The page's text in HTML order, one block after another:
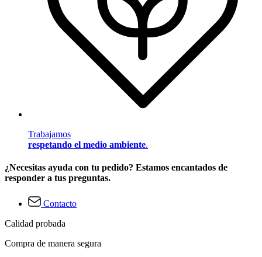
Trabajamos
respetando el medio ambiente.
¿Necesitas ayuda con tu pedido? Estamos encantados de
responder a tus preguntas.
Contacto
Calidad probada
Compra de manera segura